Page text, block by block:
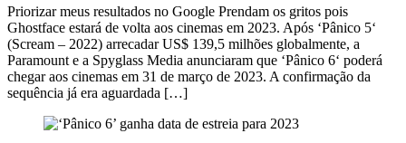
Priorizar meus resultados no Google Prendam os gritos pois
Ghostface estará de volta aos cinemas em 2023. Após ‘Pânico 5‘
(Scream – 2022) arrecadar US$ 139,5 milhões globalmente, a
Paramount e a Spyglass Media anunciaram que ‘Pânico 6‘ poderá
chegar aos cinemas em 31 de março de 2023. A confirmação da
sequência já era aguardada […]